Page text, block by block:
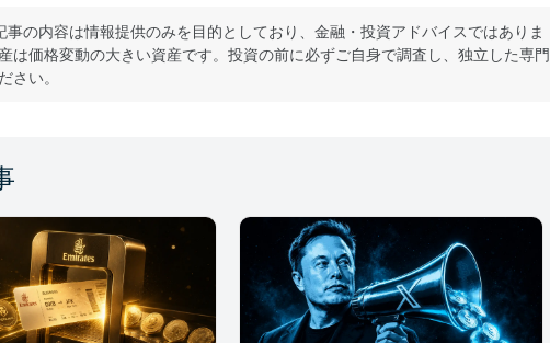
事の内容は情報提供のみを目的としており、金融・投資アドバイスではありま
は価格変動の大きい資産です。投資の前に必ずご自身で調査し、独立した専門
さい。